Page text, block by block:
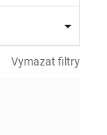
Vymazat filtry